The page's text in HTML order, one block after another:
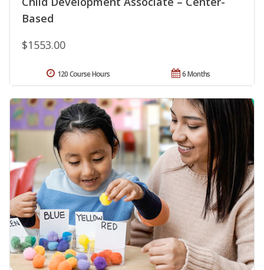
Based
$1553.00
6 Months
120 Course Hours